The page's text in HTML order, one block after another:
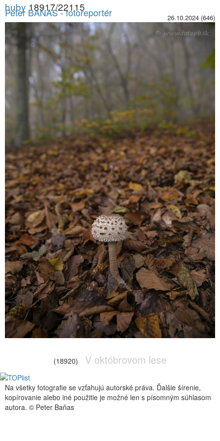
Peter BAŇAS- fotoreportér
huby 18917/22115
26.10.2024 (646)
(18920) V októbrovom lese
Na všetky fotografie se vzťahujú autorské práva. Ďalšie šírenie,
kopírovanie alebo iné použitie je možné len s písomným súhlasom
autora. © Peter Baňas